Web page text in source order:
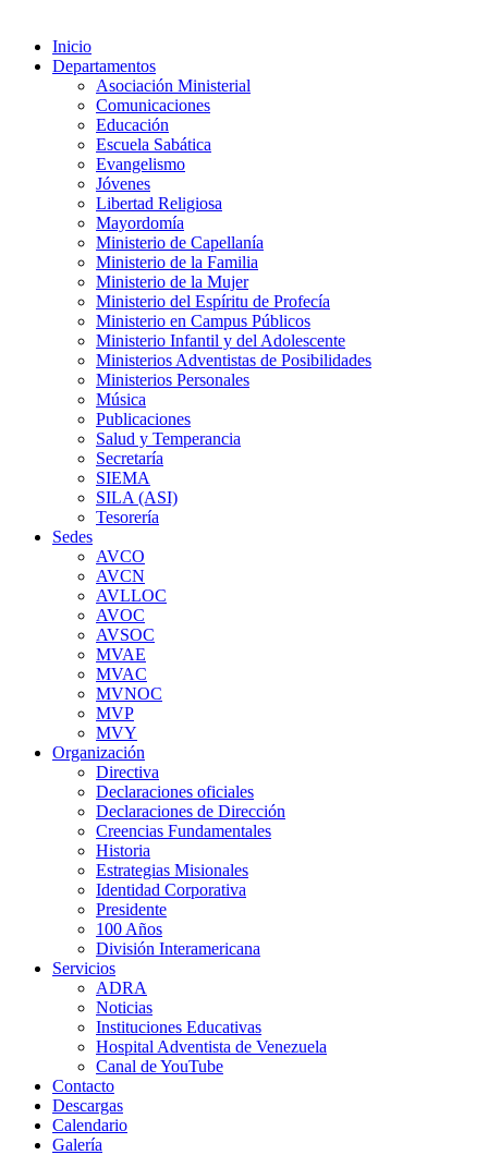
Inicio
Departamentos
Asociación Ministerial
Comunicaciones
Educación
Escuela Sabática
Evangelismo
Jóvenes
Libertad Religiosa
Mayordomía
Ministerio de Capellanía
Ministerio de la Familia
Ministerio de la Mujer
Ministerio del Espíritu de Profecía
Ministerio en Campus Públicos
Ministerio Infantil y del Adolescente
Ministerios Adventistas de Posibilidades
Ministerios Personales
Música
Publicaciones
Salud y Temperancia
Secretaría
SIEMA
SILA (ASI)
Tesorería
Sedes
AVCO
AVCN
AVLLOC
AVOC
AVSOC
MVAE
MVAC
MVNOC
MVP
MVY
Organización
Directiva
Declaraciones oficiales
Declaraciones de Dirección
Creencias Fundamentales
Historia
Estrategias Misionales
Identidad Corporativa
Presidente
100 Años
División Interamericana
Servicios
ADRA
Noticias
Instituciones Educativas
Hospital Adventista de Venezuela
Canal de YouTube
Contacto
Descargas
Calendario
Galería